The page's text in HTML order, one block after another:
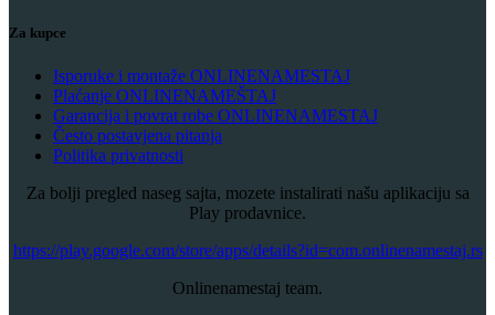
Za kupce
Isporuke i montaže ONLINENAMESTAJ
Plaćanje ONLINENAMEŠTAJ
Garancija i povrat robe ONLINENAMESTAJ
Često postavjena pitanja
Politika privatnosti
Za bolji pregled naseg sajta, mozete instalirati našu aplikaciju sa
Play prodavnice.
​https://play.google.com/store/apps/details?id=com.onlinenamestaj.rs
Onlinenamestaj team.